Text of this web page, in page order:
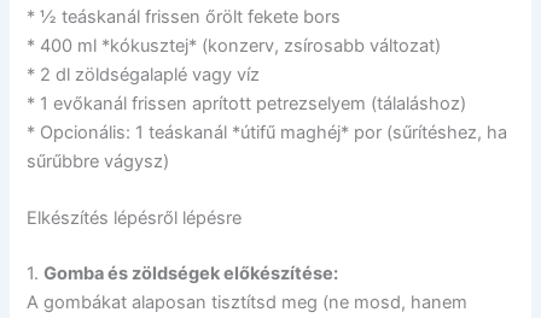
* ½ teáskanál frissen őrölt fekete bors
* 400 ml *kókusztej* (konzerv, zsírosabb változat)
* 2 dl zöldségalaplé vagy víz
* 1 evőkanál frissen aprított petrezselyem (tálaláshoz)
* Opcionális: 1 teáskanál *útifű maghéj* por (sűrítéshez, ha
sűrűbbre vágysz)
Elkészítés lépésről lépésre
1.Gomba és zöldségek előkészítése:
A gombákat alaposan tisztítsd meg (ne mosd, hanem